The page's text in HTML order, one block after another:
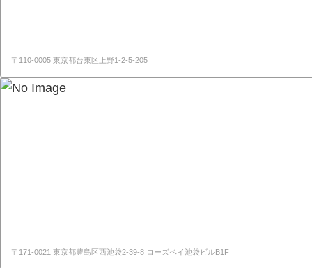
〒110-0005 東京都台東区上野1-2-5-205
〒171-0021 東京都豊島区西池袋2-39-8 ローズベイ池袋ビルB1F